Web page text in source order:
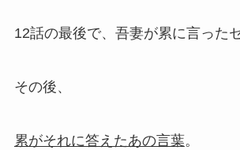
12話の最後で、吾妻が累に言った
その後、
累がそれに答えたあの言葉。